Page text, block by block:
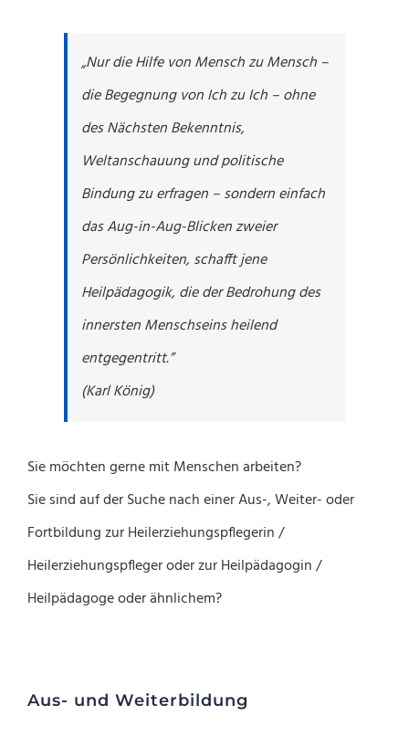
„Nur die Hilfe von Mensch zu Mensch –
die Begegnung von Ich zu Ich – ohne
des Nächsten Bekenntnis,
Weltanschauung und politische
Bindung zu erfragen – sondern einfach
das Aug-in-Aug-Blicken zweier
Persönlichkeiten, schafft jene
Heilpädagogik, die der Bedrohung des
innersten Menschseins heilend
entgegentritt.”
(Karl König)
Sie möchten gerne mit Menschen arbeiten?
Sie sind auf der Suche nach einer Aus-, Weiter- oder
Fortbildung zur Heilerziehungspflegerin /
Heilerziehungspfleger oder zur Heilpädagogin /
Heilpädagoge oder ähnlichem?
Aus- und Weiterbildung